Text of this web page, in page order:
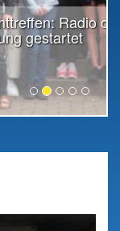
in
weiter lesen...